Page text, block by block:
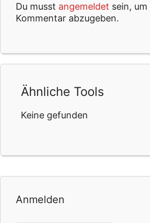
Du musst angemeldet sein, um
Kommentar abzugeben.
Ähnliche Tools
Keine gefunden
Anmelden